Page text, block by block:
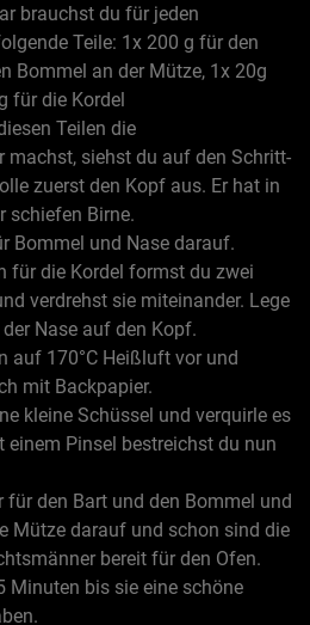
brauchst du für jeden
Teile: 1x 200 g für den
Bommel an der Mütze, 1x 20g
für die Kordel
Teilen die
machst, siehst du auf den Schritt-
zuerst den Kopf aus. Er hat in
schiefen Birne.
Bommel und Nase darauf.
für die Kordel formst du zwei
verdrehst sie miteinander. Lege
Nase auf den Kopf.
auf 170°C Heißluft vor und
mit Backpapier.
kleine Schüssel und verquirle es
einem Pinsel bestreichst du nun
für den Bart und den Bommel und
Mütze darauf und schon sind die
bereit für den Ofen.
Minuten bis sie eine schöne